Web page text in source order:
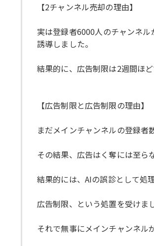
【2チャンネル売却の理由】
実は登録者6000人のチャンネ
誘導しました。
結果的に、広告制限は2週間ほ
【広告制限と広告制限の理由】
まだメインチャンネルの登録者
その結果、広告はく奪には至ら
結果的には、AIの誤診として処
広告制限、という処置を受けま
それで無事にメインチャンネル